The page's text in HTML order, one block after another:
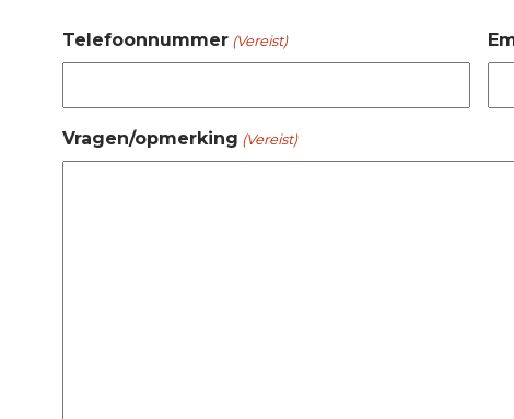
Telefoonnummer (Vereist)
Vragen/opmerking (Vereist)